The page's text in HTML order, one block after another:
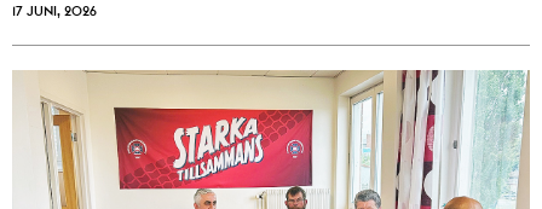
17 JUNI, 2026